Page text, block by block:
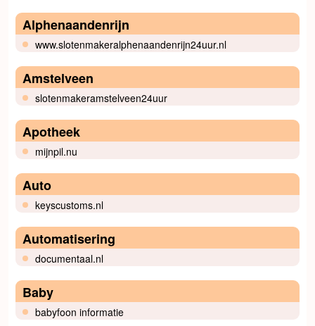
Alphenaandenrijn
www.slotenmakeralphenaandenrijn24uur.nl
Amstelveen
slotenmakeramstelveen24uur
Apotheek
mijnpil.nu
Auto
keyscustoms.nl
Automatisering
documentaal.nl
Baby
babyfoon informatie